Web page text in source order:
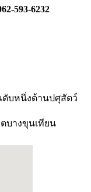
593-6232
ดับหนึ่งด้านปศุสัตว์
บางขุนเทียน